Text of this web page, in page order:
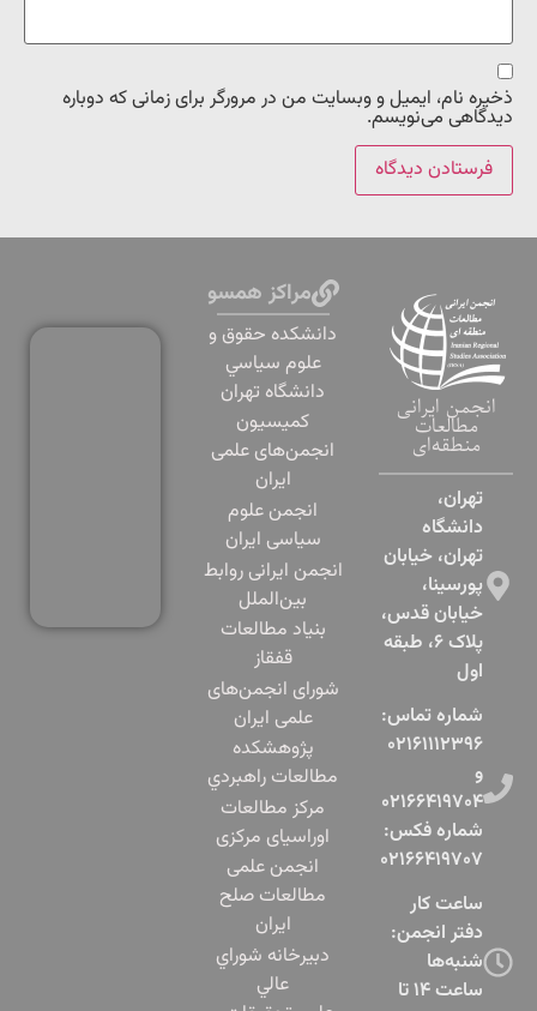
ذخیره نام، ایمیل و وبسایت من در مرورگر برای زمانی که دوباره
دیدگاهی می‌نویسم.
انجمن ایرانی
مطالعات
منطقه‌ای
تهران،
دانشگاه
تهران، خیابان
پورسینا،
خیابان قدس،
پلاک ۶، طبقه
اول​
شماره تماس:
۰۲۱۶۱۱۱۲۳۹۶
و
۰۲۱۶۶۴۱۹۷۰۴
شماره فکس:
۰۲۱۶۶۴۱۹۷۰۷
ساعت کار
دفتر انجمن:
شنبه‌ها
ساعت ۱۴ تا
مراکز همسو
دانشكده حقوق و
علوم سياسي
دانشگاه تهران
کمیسیون
انجمن‌های علمی
ایران
انجمن علوم
سیاسی ایران
انجمن ایرانی روابط
بین‌الملل
بنياد مطالعات
قفقاز
شورای انجمن‌های
علمی ایران
پژوهشكده
مطالعات راهبردي
مرکز مطالعات
اوراسیای مرکزی
انجمن علمی
مطالعات صلح
ایران
دبيرخانه شوراي
عالي